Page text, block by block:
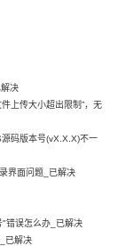
决
上传大小超出限制”，无
码版本号(vX.X.X)不一
界面问题_已解决
"错误怎么办_已解决
已解决